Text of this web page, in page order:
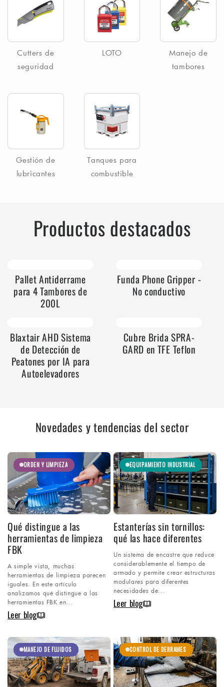
Cutters de
seguridad
LOTO
Manejo de
tambores
Gestión de
lubricantes
Tanques para
combustible
Productos destacados
Pallet Antiderrame
para 4 Tambores de
200L
Funda Phone Gripper -
No conductivo
Blaxtair AHD Sistema
de Detección de
Peatones por IA para
Autoelevadores
Cubre Brida SPRA-
GARD en TFE Teflon
Novedades y tendencias del sector
ORDEN Y LIMPIEZA
Qué distingue a las
herramientas de limpieza
FBK
A simple vista, muchas
herramientas de limpieza parecen
iguales. En este artículo
analizamos qué distingue a las
herramientas FBK en...
Leer blog
EQUIPAMIENTO INDUSTRIAL
Estanterías sin tornillos:
qué las hace diferentes
Un sistema de encastre que reduce
considerablemente el tiempo de
armado y permite crear estructuras
modulares para diferentes
necesidades de...
Leer blog
MANEJO DE FLUIDOS CONTROL DE DERRAMES